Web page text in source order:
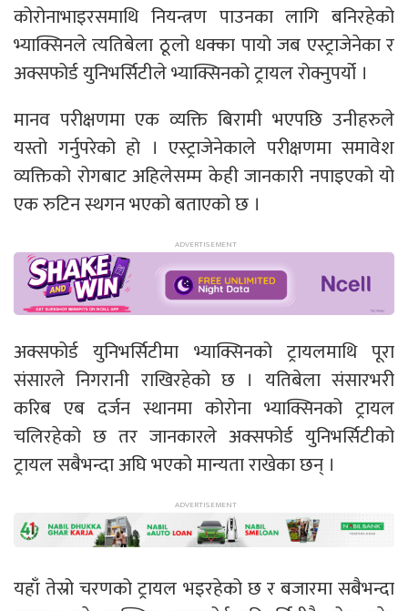
कोरोनाभाइरसमाथि नियन्त्रण पाउनका लागि बनिरहेको
भ्याक्सिनले त्यतिबेला ठूलो धक्का पायो जब एस्ट्राजेनेका र
अक्सफोर्ड युनिभर्सिटीले भ्याक्सिनको ट्रायल रोक्नुपर्यो ।
मानव परीक्षणमा एक व्यक्ति बिरामी भएपछि उनीहरुले
यस्तो गर्नुपरेको हो । एस्ट्राजेनेकाले परीक्षणमा समावेश
व्यक्तिको रोगबाट अहिलेसम्म केही जानकारी नपाइएको यो
एक रुटिन स्थगन भएको बताएको छ ।
अक्सफोर्ड युनिभर्सिटीमा भ्याक्सिनको ट्रायलमाथि पूरा
संसारले निगरानी राखिरहेको छ । यतिबेला संसारभरी
करिब एब दर्जन स्थानमा कोरोना भ्याक्सिनको ट्रायल
चलिरहेको छ तर जानकारले अक्सफोर्ड युनिभर्सिटीको
ट्रायल सबैभन्दा अघि भएको मान्यता राखेका छन् ।
यहाँ तेस्रो चरणको ट्रायल भइरहेको छ र बजारमा सबैभन्दा